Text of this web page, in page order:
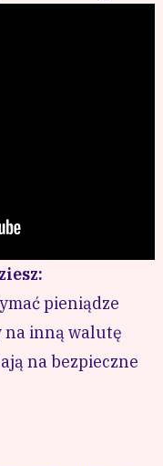
pieniądze
na inną walutę
na bezpieczne